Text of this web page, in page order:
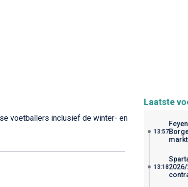
voetballers inclusief de winter- en
Laatste
13:57
13:18